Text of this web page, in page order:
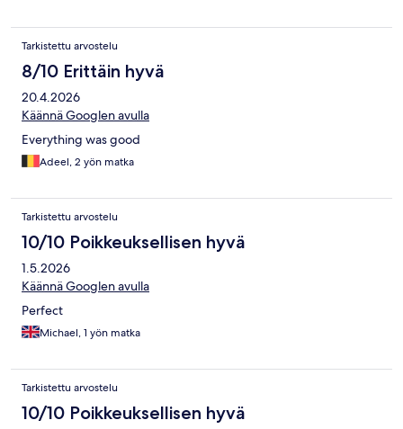
Tarkistettu arvostelu
8/10 Erittäin hyvä
20.4.2026
Käännä Googlen avulla
Everything was good
Adeel, 2 yön matka
Tarkistettu arvostelu
10/10 Poikkeuksellisen hyvä
1.5.2026
Käännä Googlen avulla
Perfect
Michael, 1 yön matka
Tarkistettu arvostelu
10/10 Poikkeuksellisen hyvä